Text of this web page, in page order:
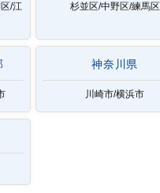
/江
杉並区/中野区/練馬区
神奈川県
川崎市/横浜市